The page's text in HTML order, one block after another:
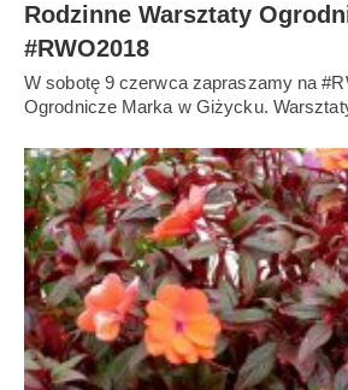
Rodzinne Warsztaty
#RWO2018
W sobotę 9 czerwca zapraszamy na
Ogrodnicze Marka w Giżycku.